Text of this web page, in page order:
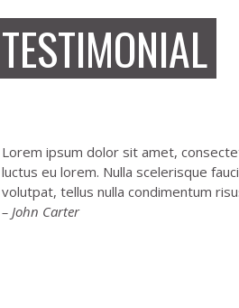
TESTIMONIAL
Lorem ipsum dolor sit amet,
luctus eu lorem. Nulla scelerisque
volutpat, tellus nulla condimentum
– John Carter